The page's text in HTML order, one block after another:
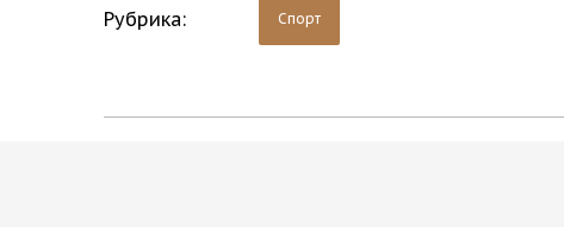
Рубрика: Спорт